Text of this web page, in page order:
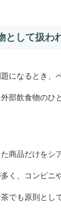
として扱わ
になるとき、
部飲食物のひ
商品だけをシ
く、コンビニ
でも原則とし